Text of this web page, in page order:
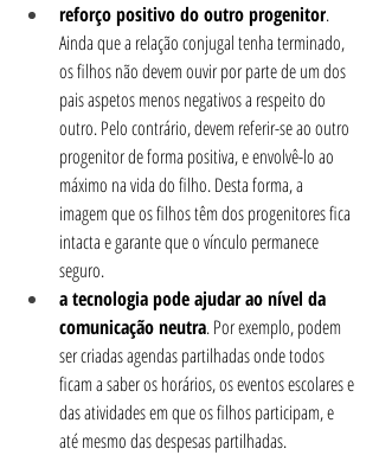
reforço positivo do outro progenitor.
Ainda que a relação conjugal tenha terminado,
os filhos não devem ouvir por parte de um dos
pais aspetos menos negativos a respeito do
outro. Pelo contrário, devem referir-se ao outro
progenitor de forma positiva, e envolvê-lo ao
máximo na vida do filho. Desta forma, a
imagem que os filhos têm dos progenitores fica
intacta e garante que o vínculo permanece
seguro.
a tecnologia pode ajudar ao nível da
comunicação neutra. Por exemplo, podem
ser criadas agendas partilhadas onde todos
ficam a saber os horários, os eventos escolares e
das atividades em que os filhos participam, e
até mesmo das despesas partilhadas.